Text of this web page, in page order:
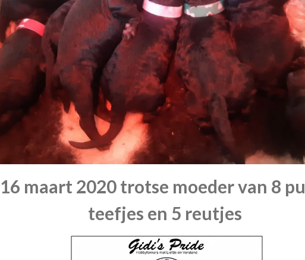
16 maart 2020 trotse moeder van 8
teefjes en 5 reutjes